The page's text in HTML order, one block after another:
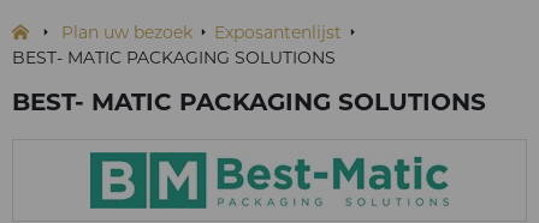
Plan uw bezoek
Exposantenlijst
BEST- MATIC PACKAGING SOLUTIONS
BEST- MATIC PACKAGING SOLUTIONS